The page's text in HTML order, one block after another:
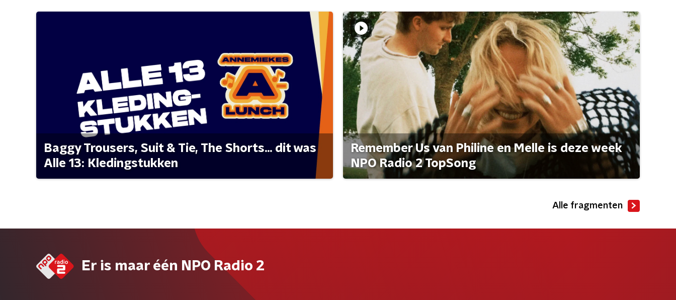
Baggy Trousers, Suit & Tie, The Shorts... dit was
Alle 13: Kledingstukken
Remember Us van Philine en Melle is deze week
NPO Radio 2 TopSong
Alle fragmenten
Er is maar één NPO Radio 2